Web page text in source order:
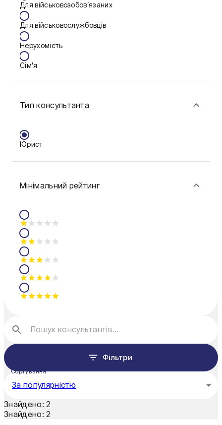
Запоріжжя
Калуш
Кам'янське
Ковель
Краматорськ
Кривий Ріг
Луцьк
Миколаїв
Мукачево
Нікополь
Одеса
Олександрія
Полтава
Суми
Тернопіль
Ужгород
Для військовозобов’язаних
Для військовослужбовців
Нерухомість
Сім'я
Тип консультанта
Юрист
Мінімальний рейтинг
Фільтри
Сортування
За популярністю
Знайдено: 2
Знайдено: 2